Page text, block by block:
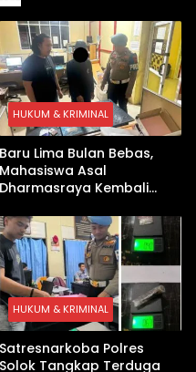
HUKUM & KRIMINAL
Baru Lima Bulan Bebas,
Mahasiswa Asal
Dharmasraya Kembali
HUKUM & KRIMINAL
Satresnarkoba Polres
Solok Tangkap Terduga